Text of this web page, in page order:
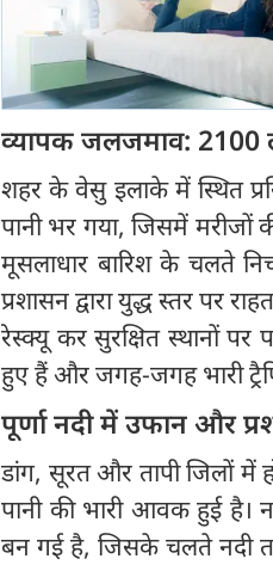
व्यापक जलजमाव: 2100
शहर के वेसु इलाके में स्थित
पानी भर गया, जिसमें
मूसलाधार बारिश के चलते
प्रशासन द्वारा युद्ध स्तर
रेस्क्यू कर सुरक्षित स्थानों
हुए हैं और जगह-जगह भारी
पूर्णा नदी में उफान और
डांग, सूरत और तापी जिलों में
पानी की भारी आवक हुई है।
बन गई है, जिसके चलते नदी